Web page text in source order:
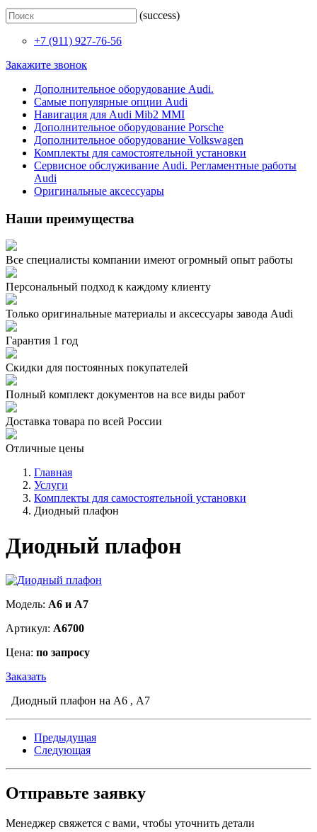
(success)
+7 (911) 927-76-56
Закажите звонок
Дополнительное оборудование Audi.
Самые популярные опции Audi
Навигация для Audi Mib2 MMI
Дополнительное оборудование Porsche
Дополнительное оборудование Volkswagen
Комплекты для самостоятельной установки
Сервисное обслуживание Audi. Регламентные работы
Audi
Оригинальные аксессуары
Наши преимущества
Все специалисты компании имеют огромный опыт работы
Персональный подход к каждому клиенту
Только оригинальные материалы и аксессуары завода Audi
Гарантия 1 год
Скидки для постоянных покупателей
Полный комплект документов на все виды работ
Доставка товара по всей России
Отличные цены
Главная
Услуги
Комплекты для самостоятельной установки
Диодный плафон
Диодный плафон
Модель: А6 и А7
Артикул: A6700
Цена: по запросу
Заказать
Диодный плафон на А6 , А7
Предыдущая
Следующая
Отправьте заявку
Менеджер свяжется с вами, чтобы уточнить детали